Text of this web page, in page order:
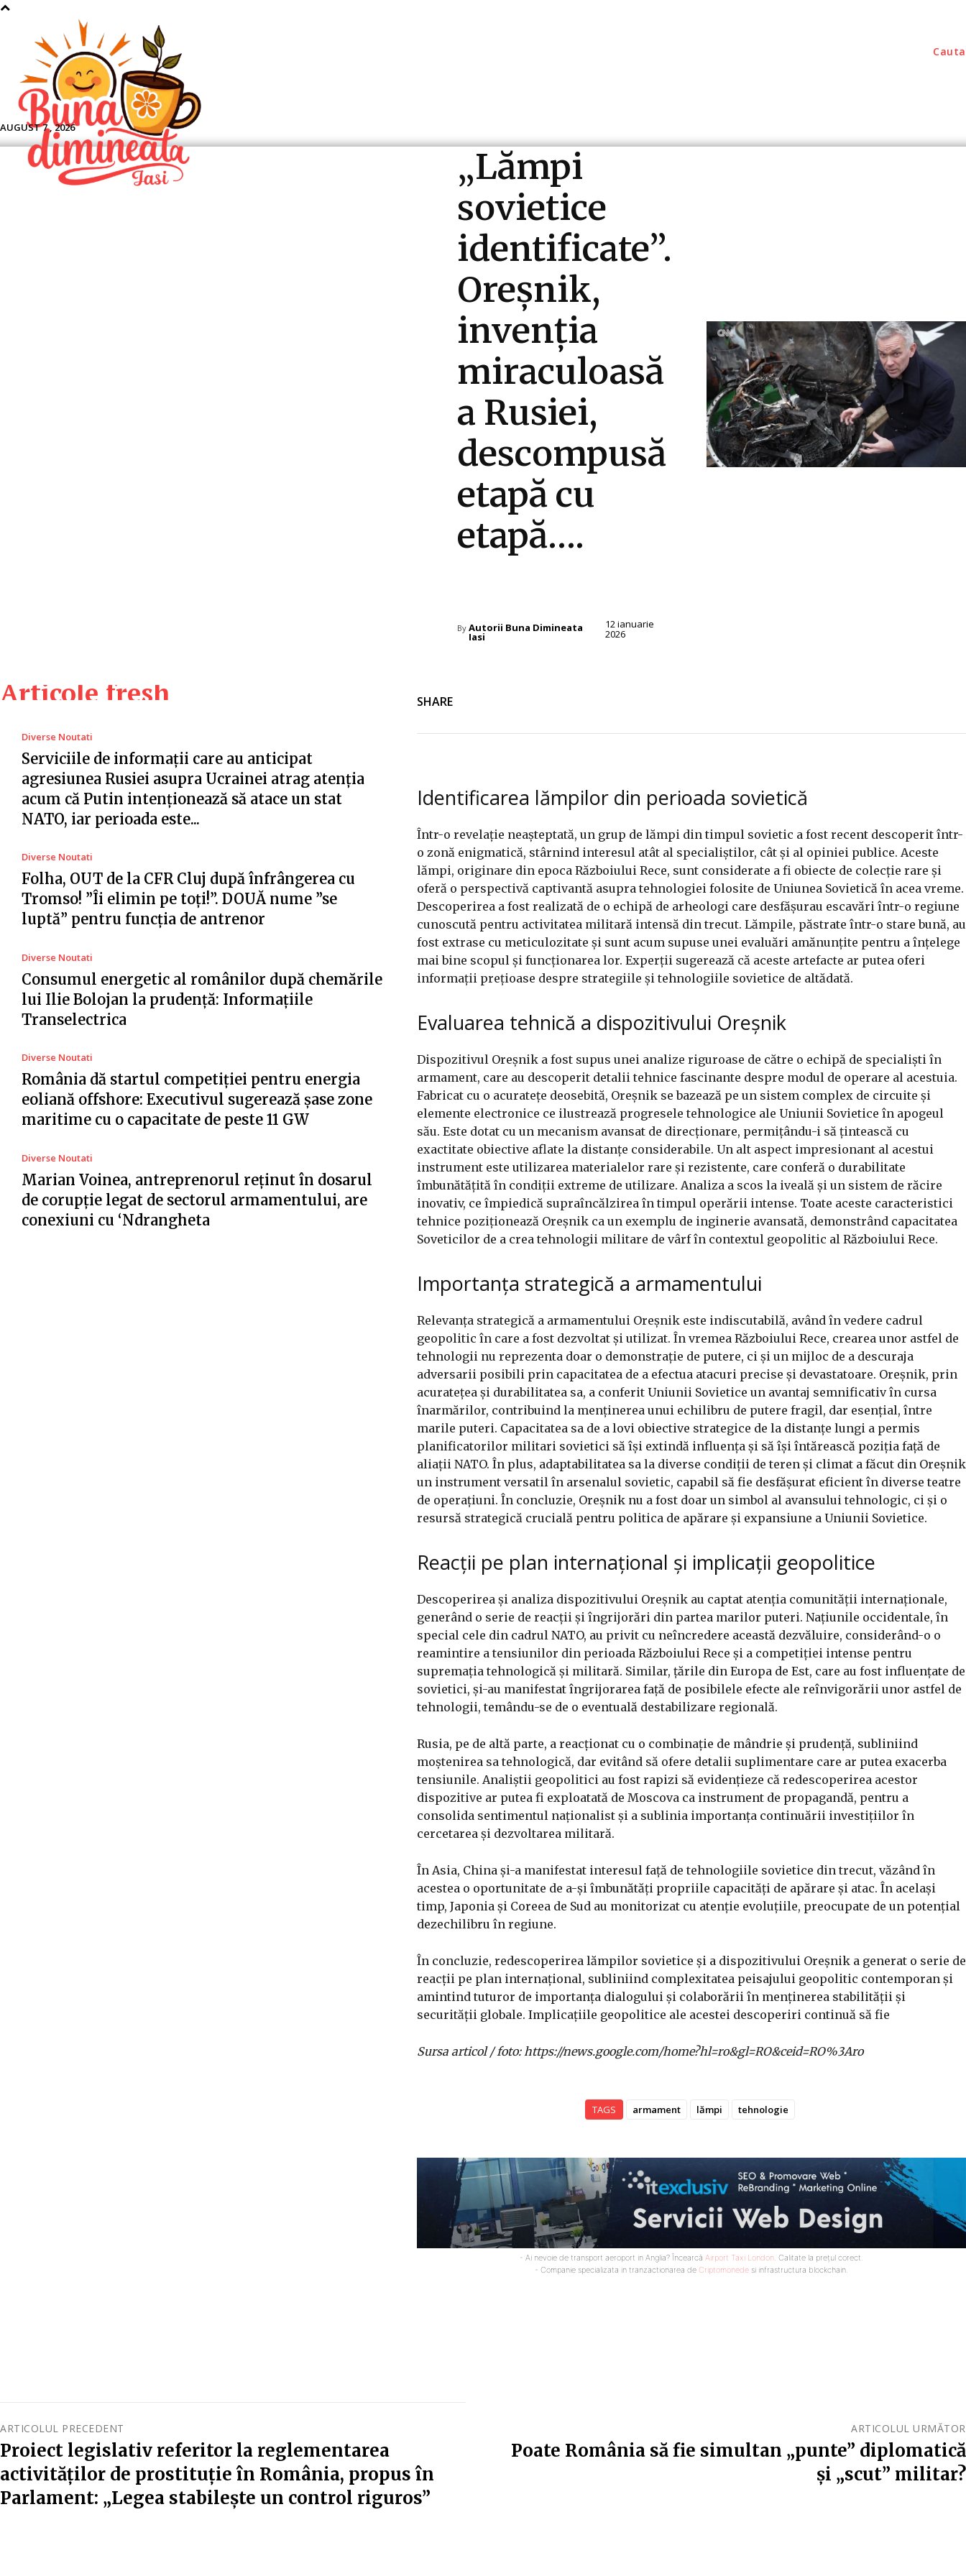
AUGUST 7 , 2026
Cauta
„Lămpi
sovietice
identificate”.
Oreșnik,
invenția
miraculoasă
a Rusiei,
descompusă
etapă cu
etapă….
By Autorii Buna Dimineata
Iasi
12 ianuarie
2026
Articole fresh
Diverse Noutati
Serviciile de informații care au anticipat
agresiunea Rusiei asupra Ucrainei atrag atenția
acum că Putin intenționează să atace un stat
NATO, iar perioada este...
Diverse Noutati
Folha, OUT de la CFR Cluj după înfrângerea cu
Tromso! ”Îi elimin pe toți!”. DOUĂ nume ”se
luptă” pentru funcția de antrenor
Diverse Noutati
Consumul energetic al românilor după chemările
lui Ilie Bolojan la prudență: Informațiile
Transelectrica
Diverse Noutati
România dă startul competiției pentru energia
eoliană offshore: Executivul sugerează șase zone
maritime cu o capacitate de peste 11 GW
Diverse Noutati
Marian Voinea, antreprenorul reținut în dosarul
de corupție legat de sectorul armamentului, are
conexiuni cu ‘Ndrangheta
SHARE
Identificarea lămpilor din perioada sovietică
Într-o revelație neașteptată, un grup de lămpi din timpul sovietic a fost recent descoperit într-
o zonă enigmatică, stârnind interesul atât al specialiștilor, cât și al opiniei publice. Aceste
lămpi, originare din epoca Războiului Rece, sunt considerate a fi obiecte de colecție rare și
oferă o perspectivă captivantă asupra tehnologiei folosite de Uniunea Sovietică în acea vreme.
Descoperirea a fost realizată de o echipă de arheologi care desfășurau escavări într-o regiune
cunoscută pentru activitatea militară intensă din trecut. Lămpile, păstrate într-o stare bună, au
fost extrase cu meticulozitate și sunt acum supuse unei evaluări amănunțite pentru a înțelege
mai bine scopul și funcționarea lor. Experții sugerează că aceste artefacte ar putea oferi
informații prețioase despre strategiile și tehnologiile sovietice de altădată.
Evaluarea tehnică a dispozitivului Oreșnik
Dispozitivul Oreșnik a fost supus unei analize riguroase de către o echipă de specialiști în
armament, care au descoperit detalii tehnice fascinante despre modul de operare al acestuia.
Fabricat cu o acuratețe deosebită, Oreșnik se bazează pe un sistem complex de circuite și
elemente electronice ce ilustrează progresele tehnologice ale Uniunii Sovietice în apogeul
său. Este dotat cu un mecanism avansat de direcționare, permițându-i să țintească cu
exactitate obiective aflate la distanțe considerabile. Un alt aspect impresionant al acestui
instrument este utilizarea materialelor rare și rezistente, care conferă o durabilitate
îmbunătățită în condiții extreme de utilizare. Analiza a scos la iveală și un sistem de răcire
inovativ, ce împiedică supraîncălzirea în timpul operării intense. Toate aceste caracteristici
tehnice poziționează Oreșnik ca un exemplu de inginerie avansată, demonstrând capacitatea
Soveticilor de a crea tehnologii militare de vârf în contextul geopolitic al Războiului Rece.
Importanța strategică a armamentului
Relevanța strategică a armamentului Oreșnik este indiscutabilă, având în vedere cadrul
geopolitic în care a fost dezvoltat și utilizat. În vremea Războiului Rece, crearea unor astfel de
tehnologii nu reprezenta doar o demonstrație de putere, ci și un mijloc de a descuraja
adversarii posibili prin capacitatea de a efectua atacuri precise și devastatoare. Oreșnik, prin
acuratețea și durabilitatea sa, a conferit Uniunii Sovietice un avantaj semnificativ în cursa
înarmărilor, contribuind la menținerea unui echilibru de putere fragil, dar esențial, între
marile puteri. Capacitatea sa de a lovi obiective strategice de la distanțe lungi a permis
planificatorilor militari sovietici să își extindă influența și să își întărească poziția față de
aliații NATO. În plus, adaptabilitatea sa la diverse condiții de teren și climat a făcut din Oreșnik
un instrument versatil în arsenalul sovietic, capabil să fie desfășurat eficient în diverse teatre
de operațiuni. În concluzie, Oreșnik nu a fost doar un simbol al avansului tehnologic, ci și o
resursă strategică crucială pentru politica de apărare și expansiune a Uniunii Sovietice.
Reacții pe plan internațional și implicații geopolitice
Descoperirea și analiza dispozitivului Oreșnik au captat atenția comunității internaționale,
generând o serie de reacții și îngrijorări din partea marilor puteri. Națiunile occidentale, în
special cele din cadrul NATO, au privit cu neîncredere această dezvăluire, considerând-o o
reamintire a tensiunilor din perioada Războiului Rece și a competiției intense pentru
supremația tehnologică și militară. Similar, țările din Europa de Est, care au fost influențate de
sovietici, și-au manifestat îngrijorarea față de posibilele efecte ale reînvigorării unor astfel de
tehnologii, temându-se de o eventuală destabilizare regională.
Rusia, pe de altă parte, a reacționat cu o combinație de mândrie și prudență, subliniind
moștenirea sa tehnologică, dar evitând să ofere detalii suplimentare care ar putea exacerba
tensiunile. Analiștii geopolitici au fost rapizi să evidențieze că redescoperirea acestor
dispozitive ar putea fi exploatată de Moscova ca instrument de propagandă, pentru a
consolida sentimentul naționalist și a sublinia importanța continuării investițiilor în
cercetarea și dezvoltarea militară.
În Asia, China și-a manifestat interesul față de tehnologiile sovietice din trecut, văzând în
acestea o oportunitate de a-și îmbunătăți propriile capacități de apărare și atac. În același
timp, Japonia și Coreea de Sud au monitorizat cu atenție evoluțiile, preocupate de un potențial
dezechilibru în regiune.
În concluzie, redescoperirea lămpilor sovietice și a dispozitivului Oreșnik a generat o serie de
reacții pe plan internațional, subliniind complexitatea peisajului geopolitic contemporan și
amintind tuturor de importanța dialogului și colaborării în menținerea stabilității și
securității globale. Implicațiile geopolitice ale acestei descoperiri continuă să fie
Sursa articol / foto: https://news.google.com/home?hl=ro&gl=RO&ceid=RO%3Aro
TAGS armament lămpi tehnologie
- Ai nevoie de transport aeroport in Anglia? Încearcă Airport Taxi London. Calitate la prețul corect.
- Companie specializata in tranzactionarea de Criptomonede si infrastructura blockchain.
ARTICOLUL PRECEDENT
Proiect legislativ referitor la reglementarea
activităților de prostituție în România, propus în
Parlament: „Legea stabilește un control riguros”
ARTICOLUL URMĂTOR
Poate România să fie simultan „punte” diplomatică
și „scut” militar?